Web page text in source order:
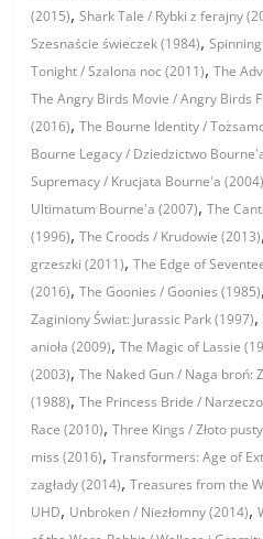
(2015),Shark Tale / Rybki z ferajny
Szesnaście świeczek (1984),
Tonight / Szalona noc (2011),The
The Angry Birds Movie / Angry Birds
(2016),The Bourne Identity /
Bourne Legacy / Dziedzictwo
Supremacy / Krucjata Bourne'a (2004)
Ultimatum Bourne'a (2007),The
(1996),The Croods / Krudowie (2013)
grzeszki (2011),The Edge of
(2016),The Goonies / Goonies (1985)
Zaginiony Świat: Jurassic Park (1997),
anioła (2009),The Magic of Lassie
(2003),The Naked Gun / Naga broń:
(1988),The Princess Bride /
Race (2010),Three Kings / Złoto
miss (2016),Transformers: Age of
zagłady (2014),Treasures from the
UHD, Unbroken / Niezłomny (2014),